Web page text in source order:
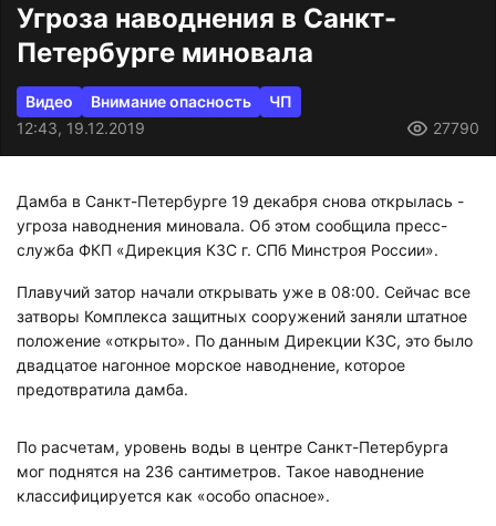
Угроза наводнения в Санкт-
Петербурге миновала
Видео Внимание опасность
ЧП
12:43, 19.12.2019
27790
Дамба в Санкт-Петербурге 19 декабря снова открылась -
угроза наводнения миновала. Об этом сообщила пресс-
служба ФКП «Дирекция КЗС г. СПб Минстроя России».
Плавучий затор начали открывать уже в 08:00. Сейчас все
затворы Комплекса защитных сооружений заняли штатное
положение «открыто». По данным Дирекции КЗС, это было
двадцатое нагонное морское наводнение, которое
предотвратила дамба.
По расчетам, уровень воды в центре Санкт-Петербурга
мог поднятся на 236 сантиметров. Такое наводнение
классифицируется как «особо опасное».